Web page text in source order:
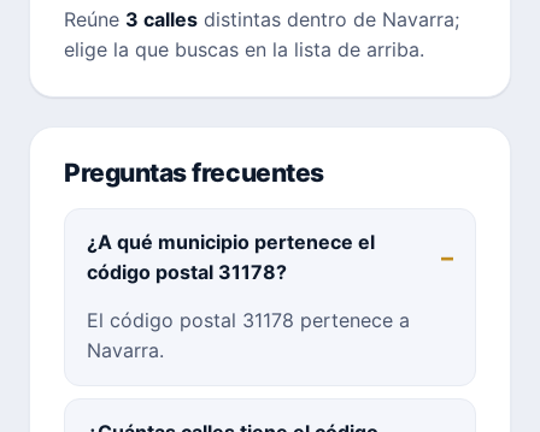
Reúne 3 calles distintas dentro de Navarra;
elige la que buscas en la lista de arriba.
Preguntas frecuentes
¿A qué municipio pertenece el
código postal 31178?
El código postal 31178 pertenece a
Navarra.